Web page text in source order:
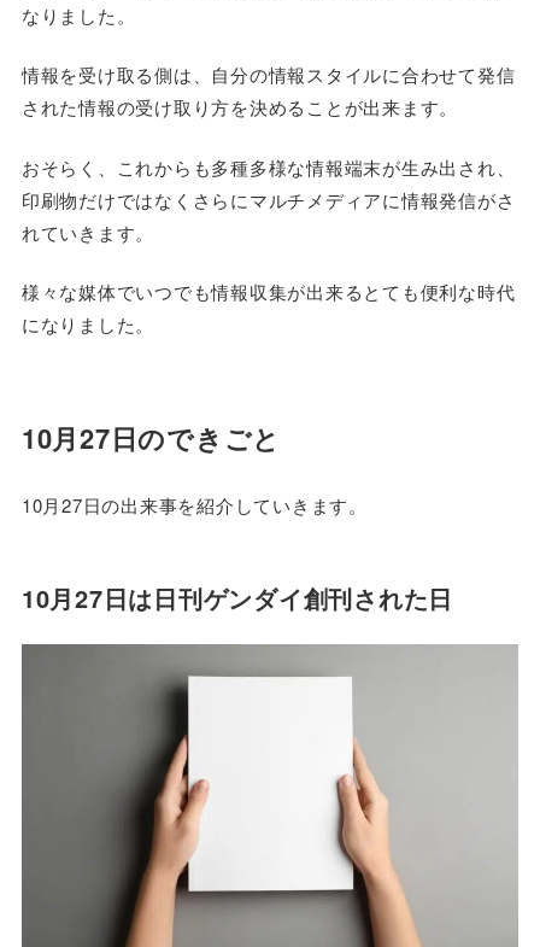
なりました。
情報を受け取る側は、自分の情報スタイルに合わせて発信
された情報の受け取り方を決めることが出来ます。
おそらく、これからも多種多様な情報端末が生み出され、
印刷物だけではなくさらにマルチメディアに情報発信がさ
れていきます。
様々な媒体でいつでも情報収集が出来るとても便利な時代
になりました。
10月27日のできごと
10月27日の出来事を紹介していきます。
10月27日は日刊ゲンダイ創刊された日